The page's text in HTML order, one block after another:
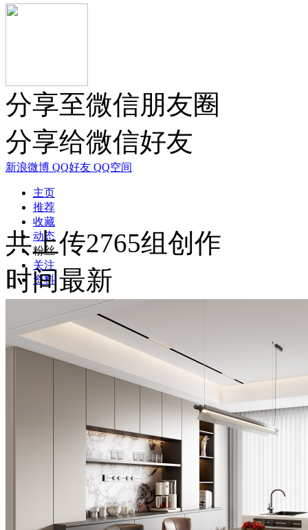
分享至微信朋友圈
分享给微信好友
新浪微博 QQ好友 QQ空间
主页
推荐
收藏
动态
粉丝
关注
资料
共上传2765组创作
时间最新